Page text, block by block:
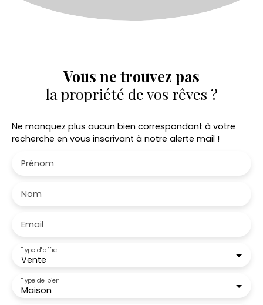
Vous ne trouvez pas
la propriété de vos rêves ?
Ne manquez plus aucun bien correspondant à votre
recherche en vous inscrivant à notre alerte mail !
Prénom
Nom
Email
Vente
Type d'offre
Maison
Type de bien